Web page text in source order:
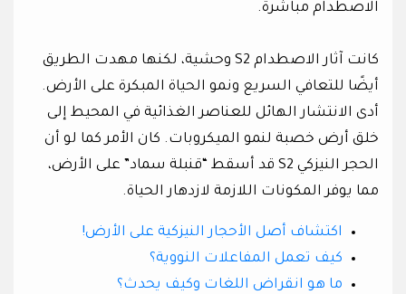
الاصطدام مباشرة.
كانت آثار الاصطدام S2 وحشية، لكنها مهدت الطريق
أيضًا للتعافي السريع ونمو الحياة المبكرة على الأرض.
أدى الانتشار الهائل للعناصر الغذائية في المحيط إلى
خلق أرض خصبة لنمو الميكروبات. كان الأمر كما لو أن
الحجر النيزكي S2 قد أسقط “قنبلة سماد” على الأرض،
مما يوفر المكونات اللازمة لازدهار الحياة.
اكتشاف أصل الأحجار النيزكية على الأرض!
كيف تعمل المفاعلات النووية؟
ما هو انقراض اللغات وكيف يحدث؟